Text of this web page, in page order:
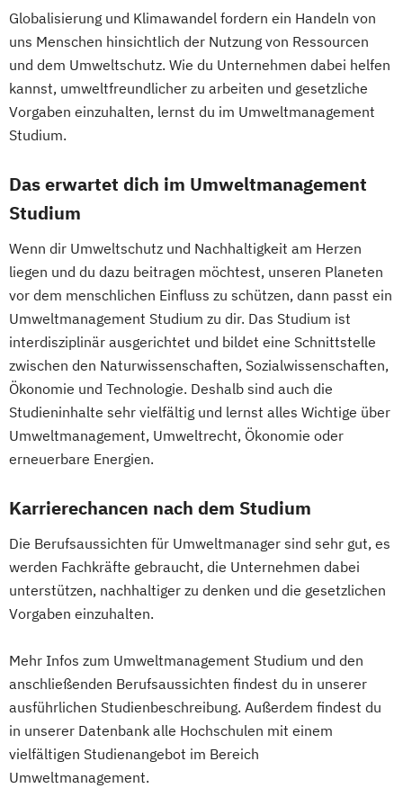
DevOps und Cloud Computing (DE/EN)
Digital Business (DE/EN)
Digital Business Management
Digital Entrepreneurship
Digital Health
Digital Innovation and Intrapreneurship
Digital Product Management
Gesundheitswesen
Digitale Betriebswirtschaftslehre
Digitale Transformation Diätetik
E-Beratung in der Pädagogik
E-Commerce
Elektrotechnik
Engineering (DE/EN)
Entrepreneurship (DE/EN) Ergotherapie
Ernährungswissenschaften
Erwachsenenbildung
Beratung und Personalentwicklung
Finance
Finanzmanagement
Finanzmanagement für Bankkaufleute
Fintech
Fitnessökonomie
Game Design
Gerontologie
Gesundheits- und Pflegepädagogik
Gesundheitsmanagement
Gesundheitspsychologie
Gesundheitspädagogik
Gesundheitsökonomie
Dolmetschen
Economics
Englisch (Lehramt)
English and American Studies
Erdwissenschaften
Ernährung
Gesundheit und Konsum (Lehramt)
Europäische Ethnologie
Französisch (Lehramt)
URBI Fakultät
Geographie
Geographie und Wirtschaftskunde
(Lehramt)
Geosciences Geospatial Technologies
Geowissenschaften
Germanistik
Geschichte
Geschichte des südöstlichen Europa
Geschichte
(Lehramt)
Global Studies
Global Studies on Management and
Information Science (GLOMIS)
Griechisch Griechisch (Lehramt)
Inclusive Education Industrial Ecology
Informatik (Lehramt)
Instrumentalmusikerziehung (Lehramt)
Interdisziplinäre Geschlechterstudien
Interdisziplinäres Doktorat an der URBI
Fakultät
Globalisierung und Klimawandel fordern ein Handeln von
uns Menschen hinsichtlich der Nutzung von Ressourcen
und dem Umweltschutz. Wie du Unternehmen dabei helfen
kannst, umweltfreundlicher zu arbeiten und gesetzliche
Vorgaben einzuhalten, lernst du im Umweltmanagement
Studium.
Das erwartet dich im Umweltmanagement
Studium
Wenn dir Umweltschutz und Nachhaltigkeit am Herzen
liegen und du dazu beitragen möchtest, unseren Planeten
vor dem menschlichen Einfluss zu schützen, dann passt ein
Umweltmanagement Studium zu dir. Das Studium ist
interdisziplinär ausgerichtet und bildet eine Schnittstelle
zwischen den Naturwissenschaften, Sozialwissenschaften,
Ökonomie und Technologie. Deshalb sind auch die
Studieninhalte sehr vielfältig und lernst alles Wichtige über
Umweltmanagement, Umweltrecht, Ökonomie oder
erneuerbare Energien.
Karrierechancen nach dem Studium
Die Berufsaussichten für Umweltmanager sind sehr gut, es
werden Fachkräfte gebraucht, die Unternehmen dabei
unterstützen, nachhaltiger zu denken und die gesetzlichen
Vorgaben einzuhalten.
Mehr Infos zum Umweltmanagement Studium und den
anschließenden Berufsaussichten findest du in unserer
ausführlichen Studienbeschreibung. Außerdem findest du
in unserer Datenbank alle Hochschulen mit einem
vielfältigen Studienangebot im Bereich
Umweltmanagement.